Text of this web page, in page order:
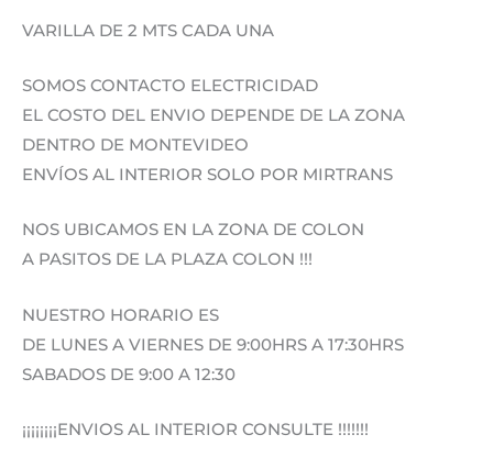
VARILLA DE 2 MTS CADA UNA
SOMOS CONTACTO ELECTRICIDAD
EL COSTO DEL ENVIO DEPENDE DE LA ZONA
DENTRO DE MONTEVIDEO
ENVÍOS AL INTERIOR SOLO POR MIRTRANS
NOS UBICAMOS EN LA ZONA DE COLON
A PASITOS DE LA PLAZA COLON !!!
NUESTRO HORARIO ES
DE LUNES A VIERNES DE 9:00HRS A 17:30HRS
SABADOS DE 9:00 A 12:30
¡¡¡¡¡¡¡¡ENVIOS AL INTERIOR CONSULTE !!!!!!!